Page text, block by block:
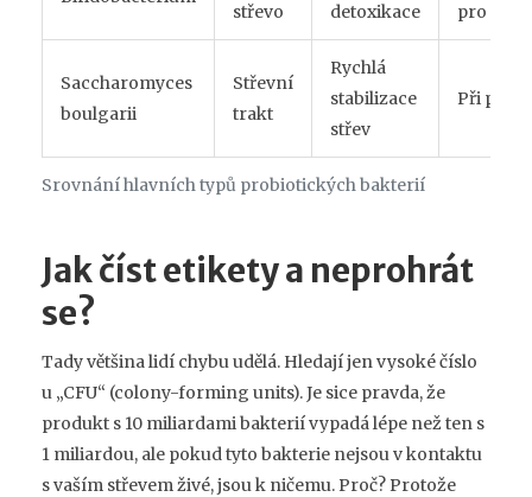
Srovnání hlavních typů probiotických bakterií
střevo
detoxikace
pro
Saccharomyces
boulgarii
Střevní
trakt
Rychlá
stabilizace
střev
Při
Jak číst etikety a neprohrát
se?
Tady většina lidí chybu udělá. Hledají jen vysoké číslo
u „CFU“ (colony-forming units). Je sice pravda, že
produkt s 10 miliardami bakterií vypadá lépe než ten s
1 miliardou, ale pokud tyto bakterie nejsou v kontaktu
s vaším střevem živé, jsou k ničemu. Proč? Protože